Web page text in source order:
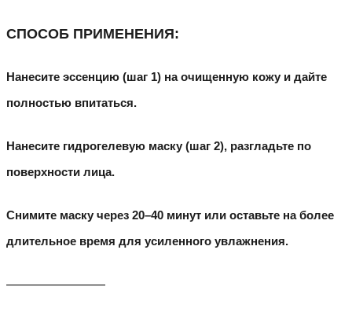
СПОСОБ ПРИМЕНЕНИЯ:
Нанесите эссенцию (шаг 1) на очищенную кожу и дайте
полностью впитаться.
Нанесите гидрогелевую маску (шаг 2), разгладьте по
поверхности лица.
Снимите маску через 20–40 минут или оставьте на более
длительное время для усиленного увлажнения.
———————